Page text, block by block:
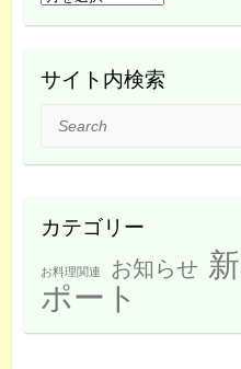
去
活
は
ち
ら
サイト内検索
Search
カテゴリー
お料理関連 お知らせ
ポート